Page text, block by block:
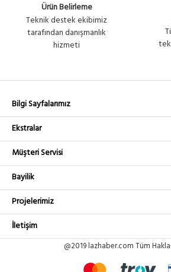
Ürün Belirleme
Teknik destek ekibimiz
tarafından danışmanlık
hizmeti
Bilgi Sayfalarımız
Ekstralar
Müşteri Servisi
Bayilik
Projelerimiz
İletişim
@2019 lazhaber.com Tüm